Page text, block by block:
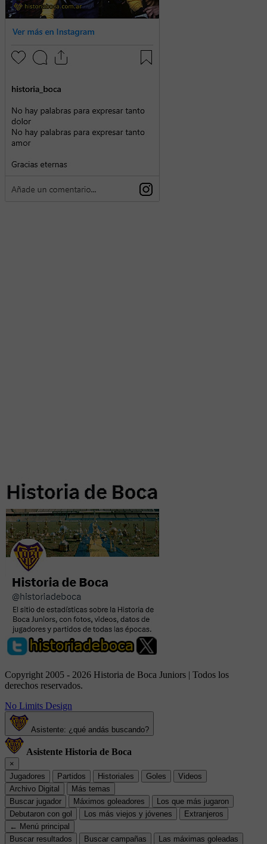
Copyright 2005 - 2026 Historia de Boca Juniors | Todos los
derechos reservados.
No Limits Design
Asistente: ¿qué andás buscando?
Asistente Historia de Boca
×
Jugadores
Partidos Historiales Goles
Videos
Archivo Digital
Más temas
Buscar jugador
Máximos goleadores
Los que más jugaron
Debutaron con gol
Los más viejos y jóvenes
Extranjeros
← Menú principal
Buscar resultados
Buscar campañas
Las máximas goleadas